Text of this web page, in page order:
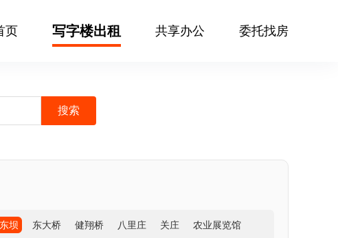
页 写字楼出租 共享办公 委托找房
东坝 东大桥 健翔桥 八里庄 关庄 农业展览馆